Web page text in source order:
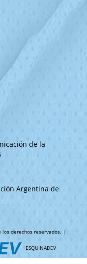
de la
Argentina de
los derechos reservados. |
ESQUINADEV